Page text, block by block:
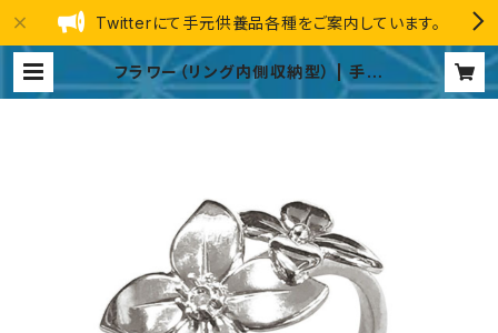
Twitterにて手元供養品各種をご案内しています。
フラワー（リング内側収納型） | 手元
供養品 総合ストア GINGA